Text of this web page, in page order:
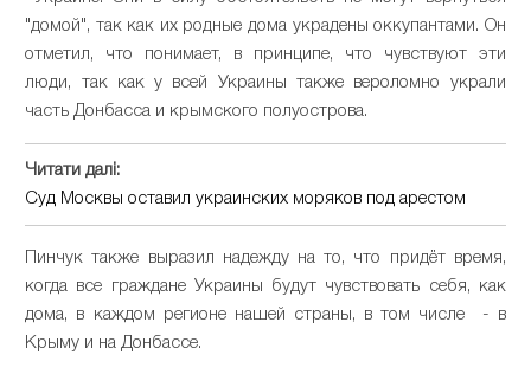
"домой", так как их родные дома украдены оккупантами. Он
отметил, что понимает, в принципе, что чувствуют эти
люди, так как у всей Украины также вероломно украли
часть Донбасса и крымского полуострова.
Читати далі:
Суд Москвы оставил украинских моряков под арестом
Пинчук также выразил надежду на то, что придёт время,
когда все граждане Украины будут чувствовать себя, как
дома, в каждом регионе нашей страны, в том числе - в
Крыму и на Донбассе.